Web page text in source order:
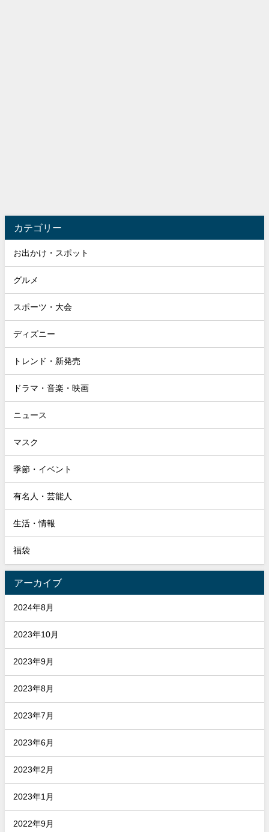
カテゴリー
お出かけ・スポット
グルメ
スポーツ・大会
ディズニー
トレンド・新発売
ドラマ・音楽・映画
ニュース
マスク
季節・イベント
有名人・芸能人
生活・情報
福袋
アーカイブ
2024年8月
2023年10月
2023年9月
2023年8月
2023年7月
2023年6月
2023年2月
2023年1月
2022年9月